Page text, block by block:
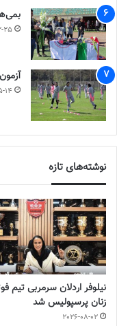
25
آزمون 28 بازیکن را به اردو فرا خواند
14
نوشته‌های تازه
نیلوفر اردلان سرمربی تیم
زنان پرسپولیس شد
2026-08-02